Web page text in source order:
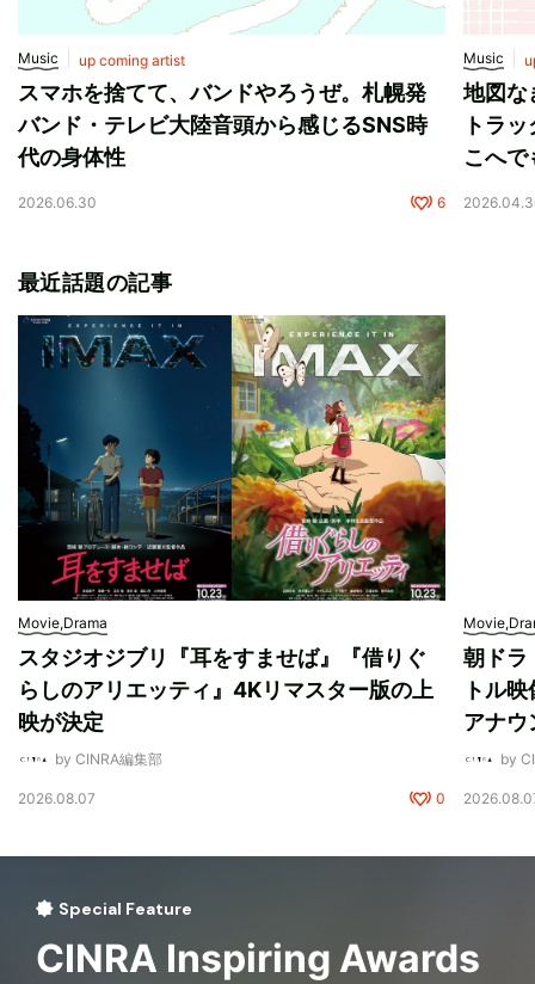
Music up coming artist
スマホを捨てて、バンドやろうぜ。札幌発
バンド・テレビ大陸音頭から感じるSNS時
代の身体性
2026.06.30 6
Music
地図な
トラ
こへで
最近話題の記事
Movie,Drama
スタジオジブリ『耳をすませば』『借りぐ
らしのアリエッティ』4Kリマスター版の上
映が決定
by CINRA編集部
2026.08.07 0
朝ドラ
トル
アナウ
by
Special Feature
CINRA Inspiring Awards